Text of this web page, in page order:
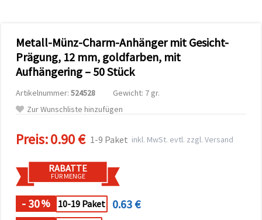
Unterstützung
Partner für
Analyse
und
Marketing.
ablehnen
den
Einstellungen
individuell
festlegen.
Einwilligung
Metall-Münz-Charm-Anhänger mit Gesicht-
Prägung, 12 mm, goldfarben, mit
Aufhängering – 50 Stück
Artikelnummer: 524528
Gewicht: 7 gr.
Zur Wunschliste hinzufügen
Preis:0.90 € 1-9 Paket inkl. MwSt. evtl. zzgl. Versand
RABATTE
FÜR MENGE
- 30% 10-19 Paket
0.63 €